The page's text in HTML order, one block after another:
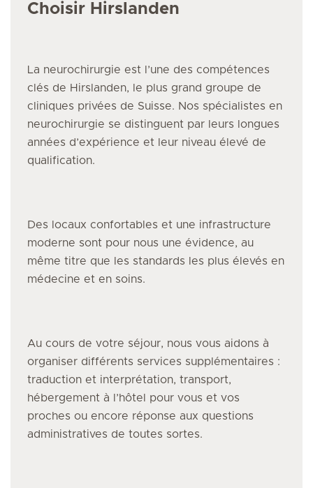
Choisir Hirslanden
La neurochirurgie est l’une des compétences
clés de Hirslanden, le plus grand groupe de
cliniques privées de Suisse. Nos spécialistes en
neurochirurgie se distinguent par leurs longues
années d’expérience et leur niveau élevé de
qualification.
Des locaux confortables et une infrastructure
moderne sont pour nous une évidence, au
même titre que les standards les plus élevés en
médecine et en soins.
Au cours de votre séjour, nous vous aidons à
organiser différents services supplémentaires :
traduction et interprétation, transport,
hébergement à l’hôtel pour vous et vos
proches ou encore réponse aux questions
administratives de toutes sortes.